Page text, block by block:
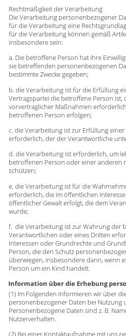
Rechtmäßigkeit der Verarbeitung
Die Verarbeitung personenbezogener
für die Verarbeitung eine
für die Verarbeitung können gemäß
insbesondere sein:
a. Die betroffene Person hat ihre
sie betreffenden personenbezogenen
bestimmte Zwecke gegeben;
b. die Verarbeitung ist für die Erfüllung
Vertragspartei die betroffene Person
vorvertraglicher Maßnahmen
betroffenen Person erfolgen;
c. die Verarbeitung ist zur Erfüllung
erforderlich, der der Verantwortliche
d. die Verarbeitung ist erforderlich, um
betroffenen Person oder einer anderen
schützen;
e. die Verarbeitung ist für die
erforderlich, die im öffentlichen
öffentlicher Gewalt erfolgt, die dem
wurde;
f. die Verarbeitung ist zur Wahrung der
Verantwortlichen oder eines Dritten
Interessen oder Grundrechte und
Person, die den Schutz
überwiegen, insbesondere dann, wenn
Person um ein Kind handelt.
Information über die Erhebung
(1) Im Folgenden informieren wir über
personenbezogener Daten bei Nutzung
Personenbezogene Daten sind z. B.
Nutzerverhalten.
(2) Bei einer Kontaktaufnahme mit uns